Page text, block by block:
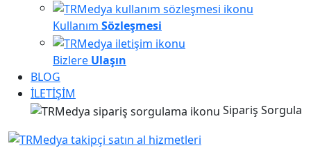
Kullanım Sözleşmesi
Bizlere Ulaşın
BLOG
İLETİŞİM
Sipariş Sorgula